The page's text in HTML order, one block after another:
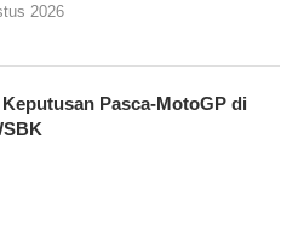
2026
Pasca-MotoGP di